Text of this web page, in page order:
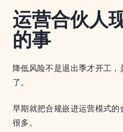
运营合伙人
的事
降低风险不是退出季才开工
了。
早期就把合规嵌进运营模式
很多。